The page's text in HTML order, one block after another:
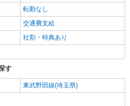
＊看護助手(資格経験不問)募集♪食事
の補助業務
円〜2250円 ＜日払い有/週払い有/交
市｜春日部駅
詳細を見る
転勤なし
交通費支給
社割・特典あり
す
東武野田線(埼玉県)